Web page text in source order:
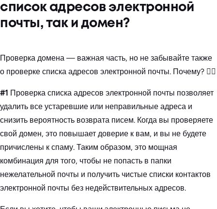
список адресов электронной
почты, так и домен?
Проверка домена — важная часть, но не забывайте также
о проверке списка адресов электронной почты. Почему? 👇🏻
#1 Проверка списка адресов электронной почты позволяет
удалить все устаревшие или неправильные адреса и
снизить вероятность возврата писем. Когда вы проверяете
свой домен, это повышает доверие к вам, и вы не будете
причислены к спаму. Таким образом, это мощная
комбинация для того, чтобы не попасть в папки
нежелательной почты и получить чистые списки контактов
электронной почты без недействительных адресов.